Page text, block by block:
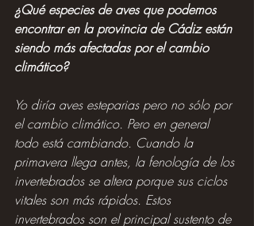
¿Qué especies de aves que podemos
encontrar en la provincia de Cádiz están
siendo más afectadas por el cambio
climático?
Yo diría aves esteparias pero no sólo por
el cambio climático. Pero en general
todo está cambiando. Cuando la
primavera llega antes, la fenología de los
invertebrados se altera porque sus ciclos
vitales son más rápidos. Estos
invertebrados son el principal sustento de